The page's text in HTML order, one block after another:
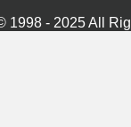
1998 - 2025All